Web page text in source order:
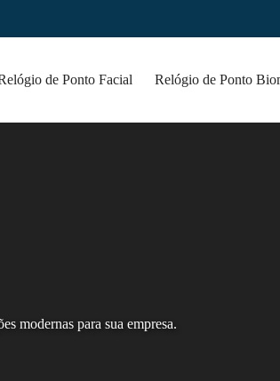
de Ponto Facial Relógio de Ponto
modernas para sua empresa.